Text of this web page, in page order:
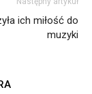
ich miłość do
muzyki